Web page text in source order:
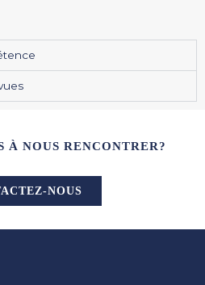
À NOUS RENCONTRER?
NOUS